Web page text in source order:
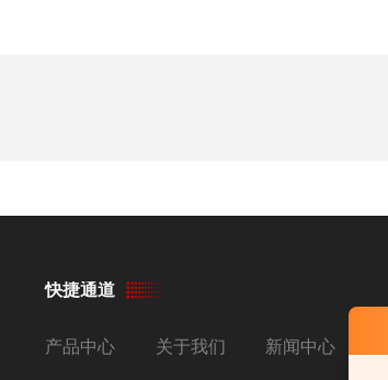
快捷通道
产品中心 关于我们 新闻中心